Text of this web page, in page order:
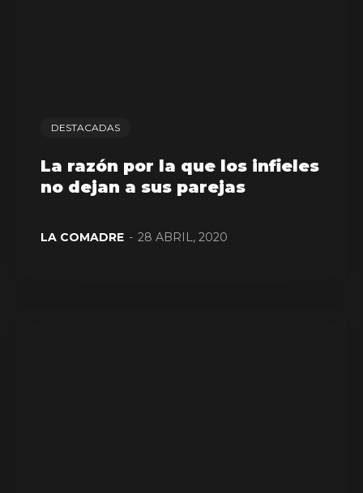
DESTACADAS
La razón por la que los infieles
no dejan a sus parejas
LA COMADRE - 28 ABRIL, 2020